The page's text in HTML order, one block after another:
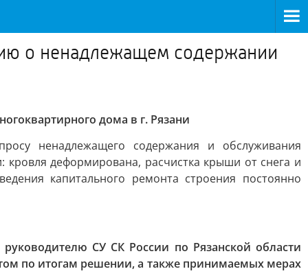
о ненадлежащем содержании
дома в г. Рязани
ненадлежащего содержания и обслуживания
деформирована, расчистка крыши от снега и
капитального ремонта строения постоянно
СУ СК России по Рязанской области
по итогам решении, а также принимаемых мерах